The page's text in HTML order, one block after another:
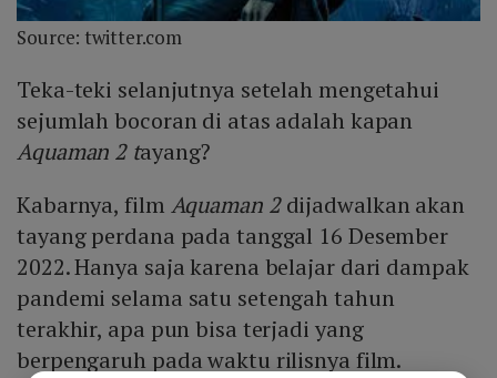
Source: twitter.com
Teka-teki selanjutnya setelah mengetahui
sejumlah bocoran di atas adalah kapan
Aquaman 2 tayang?
Kabarnya, film Aquaman 2dijadwalkan akan
tayang perdana pada tanggal 16 Desember
2022. Hanya saja karena belajar dari dampak
pandemi selama satu setengah tahun
terakhir, apa pun bisa terjadi yang
berpengaruh pada waktu rilisnya film.